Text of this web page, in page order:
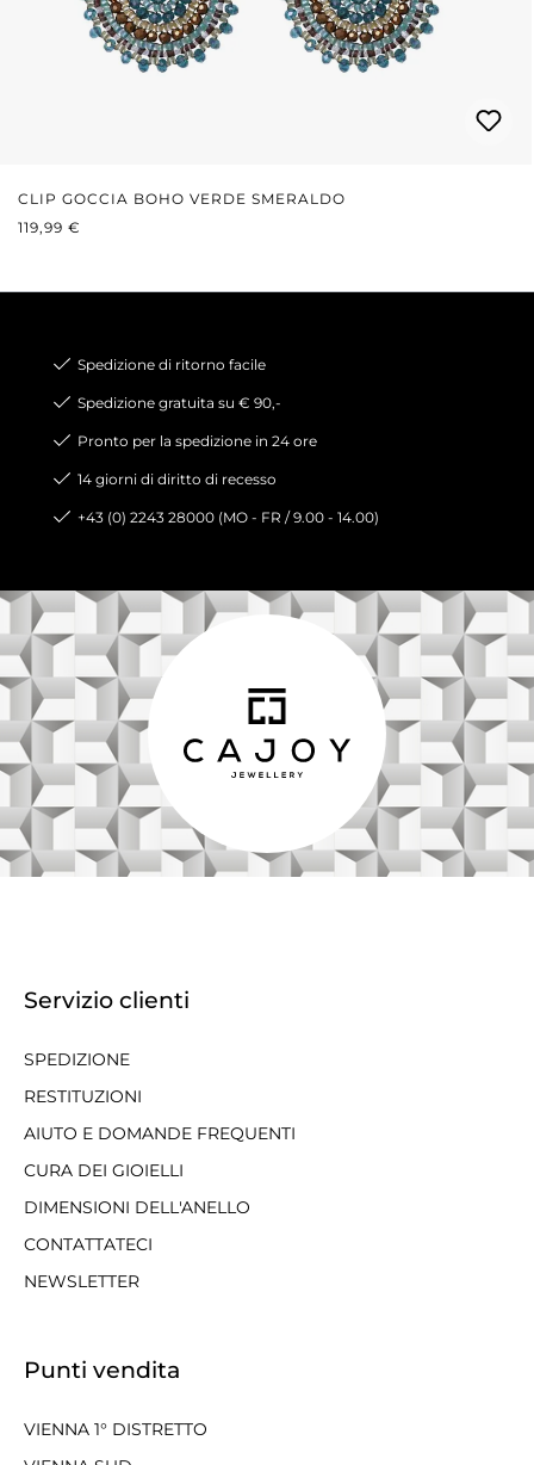
CLIP GOCCIA BOHO VERDE SMERALDO
PREZZO NORMALE:
119,99 €
Spedizione di ritorno facile
Spedizione gratuita su € 90,-
Pronto per la spedizione in 24 ore
14 giorni di diritto di recesso
+43 (0) 2243 28000 (MO - FR / 9.00 - 14.00)
Servizio clienti
SPEDIZIONE
RESTITUZIONI
AIUTO E DOMANDE FREQUENTI
CURA DEI GIOIELLI
DIMENSIONI DELL'ANELLO
CONTATTATECI
NEWSLETTER
Punti vendita
VIENNA 1° DISTRETTO